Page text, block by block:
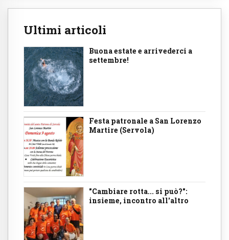
Ultimi articoli
Buona estate e arrivederci a
settembre!
Festa patronale a San Lorenzo
Martire (Servola)
"Cambiare rotta... si può?":
insieme, incontro all'altro